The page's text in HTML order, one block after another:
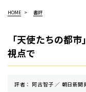
HOME 書評
「天使たちの都
視点で
評者： 阿古智子 ／ 朝⽇新